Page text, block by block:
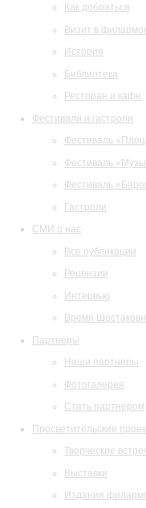
Как добраться
Визит в
История
Библиотека
Ресторан и кафе
Фестивали и гастроли
Фестиваль
Фестиваль
Фестиваль
Гастроли
СМИ о нас
Все публикации
Рецензии
Интервью
Время
Партнеры
Наши партнеры
Фотогалерея
Стать партнером
Просветительские
Творческие
Выставки
Издания